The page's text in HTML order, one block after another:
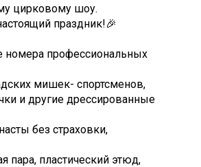
цирковому шоу.
праздник!🎉
номера профессиональных
мишек- спортсменов,
и другие дрессированные
без страховки,
пара, пластический этюд,